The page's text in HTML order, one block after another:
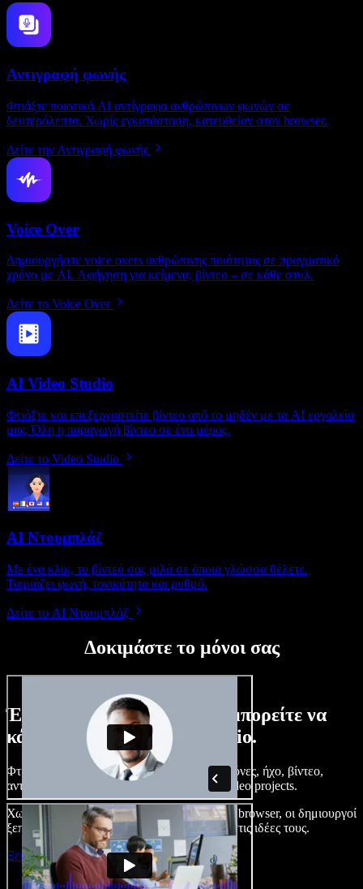
Αντιγραφή φωνής
Φτιάξτε ποιοτικά AI αντίγραφα ανθρώπινων φωνών σε
δευτερόλεπτα. Χωρίς εγκατάσταση, κατευθείαν στον browser.
Δείτε την Αντιγραφή φωνής
Voice Over
Δημιουργήστε voice overs ανθρώπινης ποιότητας σε πραγματικό
χρόνο με AI. Αφήγηση για κείμενα, βίντεο – σε κάθε στυλ.
Δείτε το Voice Over
AI Video Studio
Φτιάξτε και επεξεργαστείτε βίντεο από το μηδέν με τα AI εργαλεία
μας. Όλη η παραγωγή βίντεο σε ένα μέρος.
Δείτε το Video Studio
AI Ντουμπλάζ
Με ένα κλικ, το βίντεό σας μιλά σε όποια γλώσσα θέλετε.
Ταιριάζει φωνή, τονικότητα και ρυθμό.
Δείτε το AI Ντουμπλάζ
Δοκιμάστε το μόνοι σας
Ένα μικρό δείγμα από όσα μπορείτε να
κάνετε με το Speechify Studio.
Φτιάξτε voice overs, προσθέστε δωρεάν εικόνες, ήχο, βίντεο,
αντιγραφή φωνής – ολοκληρωμένα audio/video projects.
Χωρίς καμπύλη εκμάθησης και με όλα στον browser, οι δημιουργοί
ξεπερνούν τα κλασικά όρια και δίνουν ζωή στις ιδέες τους.
Ξεκινήστε με το Studio